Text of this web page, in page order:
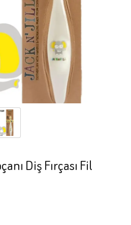
Diş Fırçası Fil